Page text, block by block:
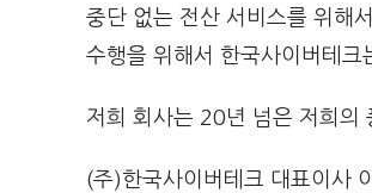
중단 없는 전산 서비스를 위해
수행을 위해서 한국사이버테크
저희 회사는 20년 넘은 저희의
(주)한국사이버테크 대표이사